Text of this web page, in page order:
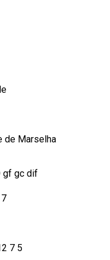
de Marselha
gf gc dif
7 5